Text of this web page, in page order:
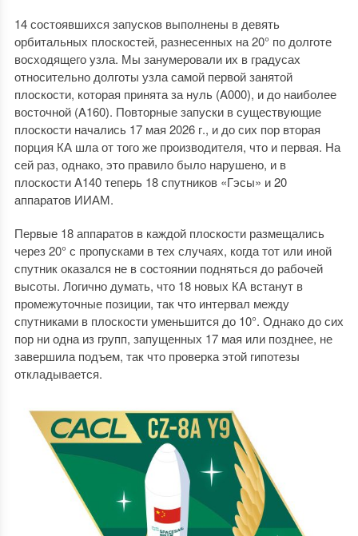
14 состоявшихся запусков выполнены в девять
орбитальных плоскостей, разнесенных на 20° по долготе
восходящего узла. Мы занумеровали их в градусах
относительно долготы узла самой первой занятой
плоскости, которая принята за нуль (A000), и до наиболее
восточной (A160). Повторные запуски в существующие
плоскости начались 17 мая 2026 г., и до сих пор вторая
порция КА шла от того же производителя, что и первая. На
сей раз, однако, это правило было нарушено, и в
плоскости A140 теперь 18 спутников «Гэсы» и 20
аппаратов ИИАМ.
Первые 18 аппаратов в каждой плоскости размещались
через 20° с пропусками в тех случаях, когда тот или иной
спутник оказался не в состоянии подняться до рабочей
высоты. Логично думать, что 18 новых КА встанут в
промежуточные позиции, так что интервал между
спутниками в плоскости уменьшится до 10°. Однако до сих
пор ни одна из групп, запущенных 17 мая или позднее, не
завершила подъем, так что проверка этой гипотезы
откладывается.